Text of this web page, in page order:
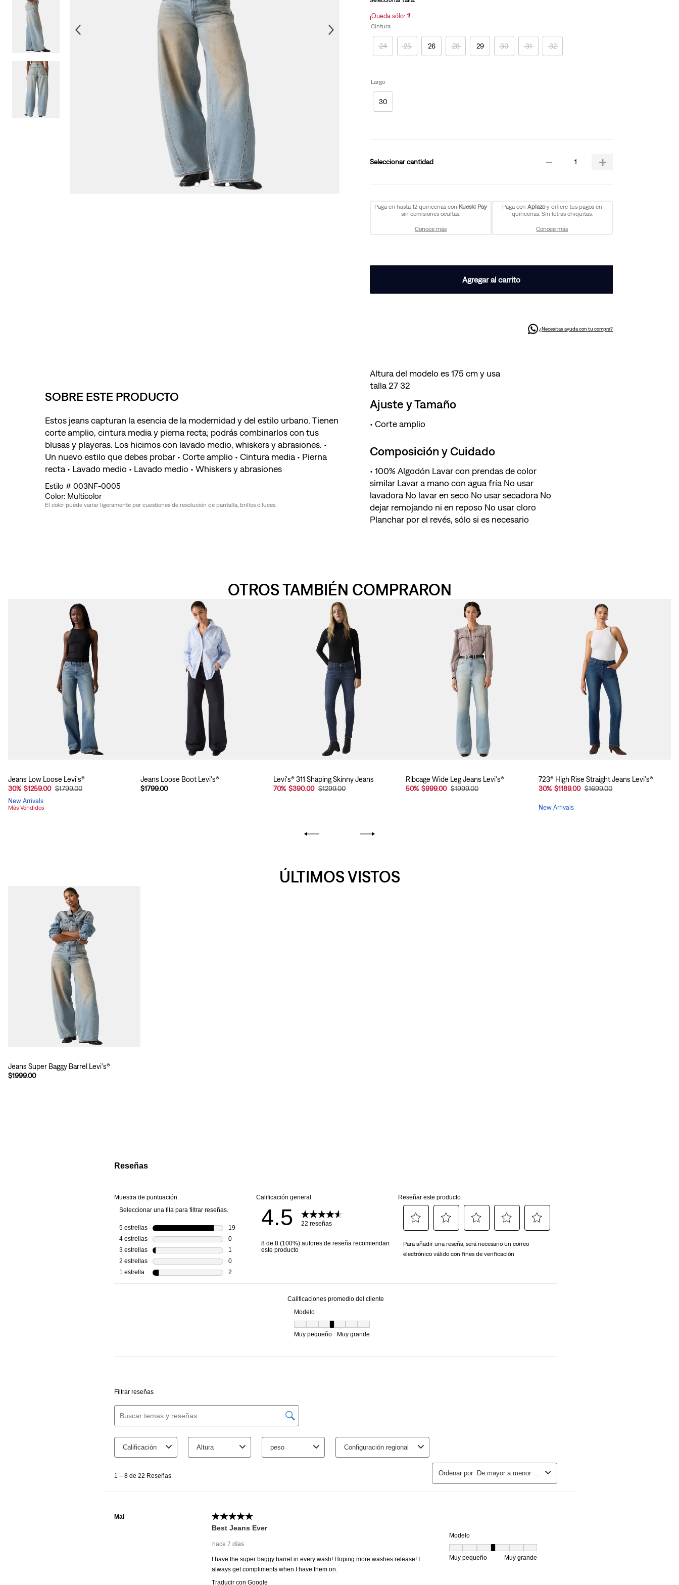
página.
¡Queda sólo: 1!
Cintura
24 25 26 28 29 30 31 32
Largo
30
cantidad ＋
－
Paga en hasta 12 quincenas con Kueski Pay
sin comisiones ocultas.
Conoce más
Paga con Aplazoy difiere tus pagos en
quincenas. Sin letras chiquitas.
Conoce más
Agregar al carrito
¿Necesitas ayuda con tu compra?
SOBRE ESTE PRODUCTO
Estos jeans capturan la esencia de la modernidad y del estilo urbano. Tienen
corte amplio, cintura media y pierna recta; podrás combinarlos con tus
blusas y playeras. Los hicimos con lavado medio, whiskers y abrasiones. •
Un nuevo estilo que debes probar • Corte amplio • Cintura media • Pierna
recta • Lavado medio • Lavado medio • Whiskers y abrasiones
003NF-0005
Multicolor
El color puede variar ligeramente por cuestiones de resolución de pantalla, brillos o luces.
Altura del modelo es 175 cm y usa
talla 27 32
Ajuste y Tamaño
Corte amplio
Composición y Cuidado
100% Algodón Lavar con prendas de color
similar Lavar a mano con agua fría No usar
lavadora No lavar en seco No usar secadora No
dejar remojando ni en reposo No usar cloro
Planchar por el revés, sólo si es necesario
OTROS TAMBIÉN COMPRARON
Jeans Low Loose Levi's®
30% $1259.00 $1799.00
New Arrivals
Más Vendidos
Jeans Loose Boot Levi's®
$1799.00
Levi's® 311 Shaping Skinny Jeans
70% $390.00 $1299.00
Ribcage Wide Leg Jeans Levi's®
50% $999.00 $1999.00
723® High Rise Straight Jeans Levi's®
30% $1189.00 $1699.00
New Arrivals
ÚLTIMOS VISTOS
Jeans Super Baggy Barrel Levi's®
$1999.00
10. 514